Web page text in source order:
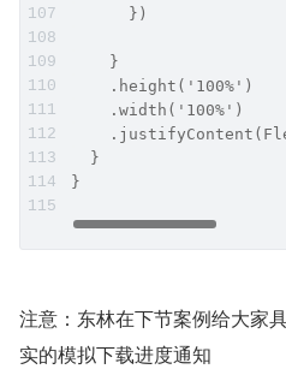
      })
    }
    .height('100%')
    .width('100%')
  }
}
注意：东林在下节案例给大家
实的模拟下载进度通知